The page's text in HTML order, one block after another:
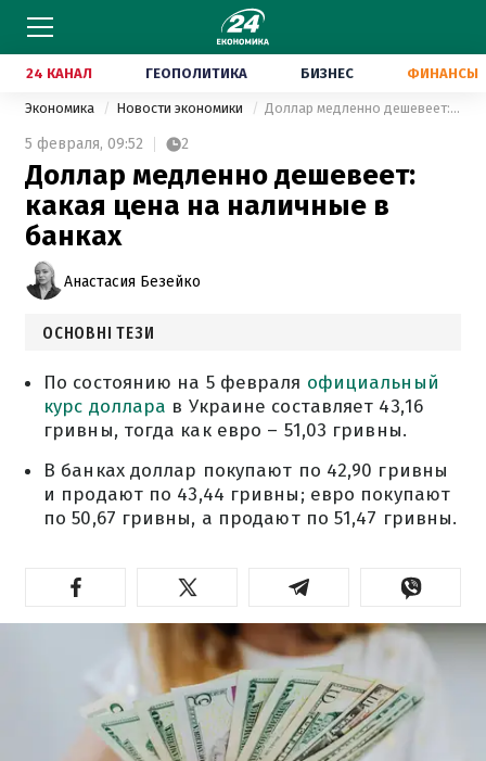
24 КАНАЛ ГЕОПОЛИТИКА БИЗНЕС ФИНАНСЫ
Экономика Новости экономики Доллар медленно дешевеет: какая цена на наличные в банках
5 февраля, 09:52 2
Доллар медленно дешевеет:
какая цена на наличные в
банках
Анастасия Безейко
ОСНОВНІ ТЕЗИ
По состоянию на 5 февраля официальный
курс доллара в Украине составляет 43,16
гривны, тогда как евро – 51,03 гривны.
В банках доллар покупают по 42,90 гривны
и продают по 43,44 гривны; евро покупают
по 50,67 гривны, а продают по 51,47 гривны.